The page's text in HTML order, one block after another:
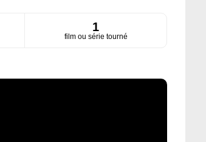
1
film ou série tourné